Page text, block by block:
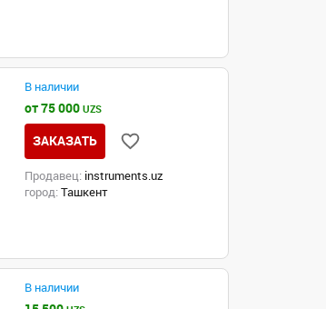
В наличии
от 75 000UZS
ЗАКАЗАТЬ
Продавец: instruments.uz
город: Ташкент
В наличии